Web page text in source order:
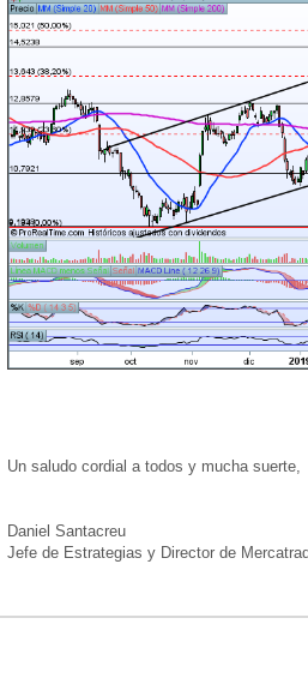
Un saludo cordial a todos y mucha suerte,
Daniel Santacreu
Jefe de Estrategias y Director de